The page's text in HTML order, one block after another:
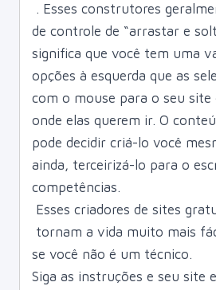
. Esses construtores
de controle de “arrastar e
significa que você tem uma
opções à esquerda que as
com o mouse para o seu site
onde elas querem ir. O
pode decidir criá-lo você
ainda, terceirizá-lo para o
competências.
Esses criadores de sites
tornam a vida muito mais
se você não é um técnico.
Siga as instruções e seu site